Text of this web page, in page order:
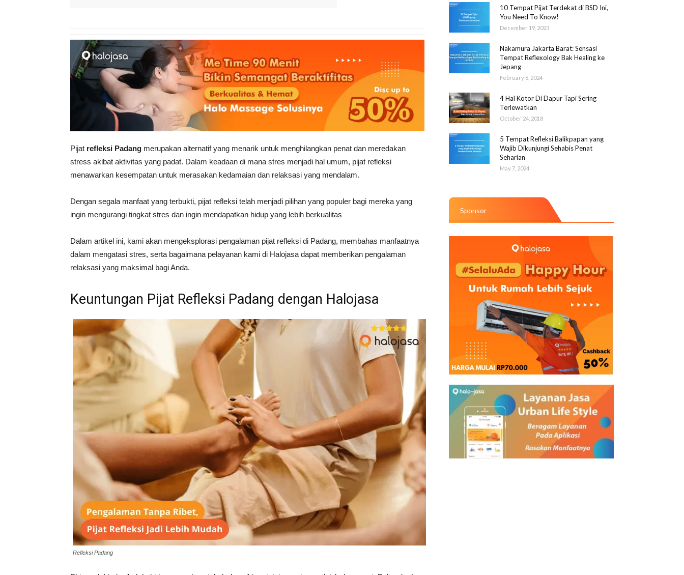
Pijat refleksi Padang merupakan alternatif yang menarik untuk menghilangkan penat dan meredakan
stress akibat aktivitas yang padat. Dalam keadaan di mana stres menjadi hal umum, pijat refleksi
menawarkan kesempatan untuk merasakan kedamaian dan relaksasi yang mendalam.
Dengan segala manfaat yang terbukti, pijat refleksi telah menjadi pilihan yang populer bagi mereka yang
ingin mengurangi tingkat stres dan ingin mendapatkan hidup yang lebih berkualitas
Dalam artikel ini, kami akan mengeksplorasi pengalaman pijat refleksi di Padang, membahas manfaatnya
dalam mengatasi stres, serta bagaimana pelayanan kami di Halojasa dapat memberikan pengalaman
relaksasi yang maksimal bagi Anda.
Keuntungan Pijat Refleksi Padang dengan Halojasa
Refleksi Padang
10 Tempat Pijat Terdekat di BSD Ini,
You Need To Know!
December 19, 2023
Nakamura Jakarta Barat: Sensasi
Tempat Reflexology Bak Healing ke
Jepang
February 6, 2024
4 Hal Kotor Di Dapur Tapi Sering
Terlewatkan
October 24, 2018
5 Tempat Refleksi Balikpapan yang
Wajib Dikunjungi Sehabis Penat
Seharian
May 7, 2024
Sponsor